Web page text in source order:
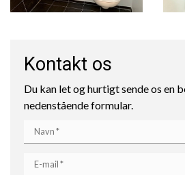
Kontakt os
Du kan let og hurtigt sende os en
nedenstående formular.